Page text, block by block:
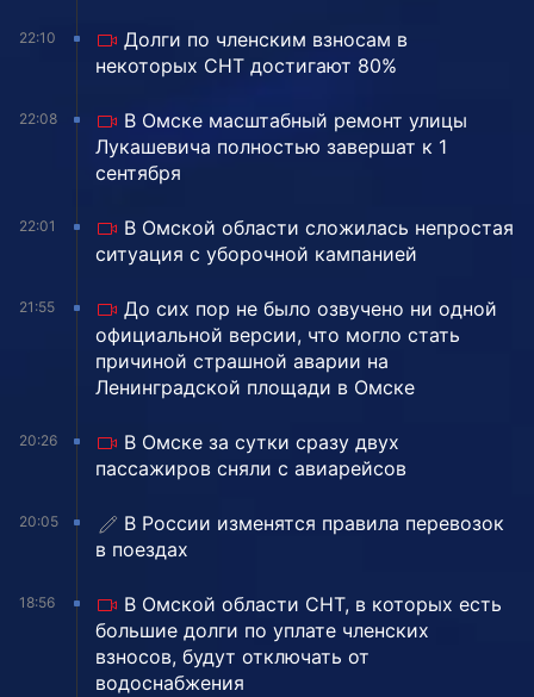
22:10
Долги по членским взносам в
некоторых СНТ достигают 80%
22:08
В Омске масштабный ремонт улицы
Лукашевича полностью завершат к 1
сентября
22:01
В Омской области сложилась непростая
ситуация с уборочной кампанией
21:55
До сих пор не было озвучено ни одной
официальной версии, что могло стать
причиной страшной аварии на
Ленинградской площади в Омске
20:26
В Омске за сутки сразу двух
пассажиров сняли с авиарейсов
20:05
В России изменятся правила перевозок
в поездах
18:56
В Омской области СНТ, в которых есть
большие долги по уплате членских
взносов, будут отключать от
водоснабжения